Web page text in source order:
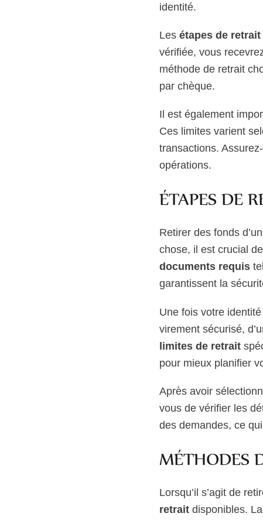
identité.
Les étapes de retrait
vérifiée, vous
méthode de retrait
par chèque.
Il est également
Ces limites varient
transactions.
opérations.
ÉTAPES DE
Retirer des fonds
chose, il est crucial
documents requis
garantissent la
Une fois votre
virement sécurisé,
limites de retrait
pour mieux planifier
Après avoir
vous de vérifier les
des demandes, ce
MÉTHODES
Lorsqu’il s’agit de
retrait disponibles.